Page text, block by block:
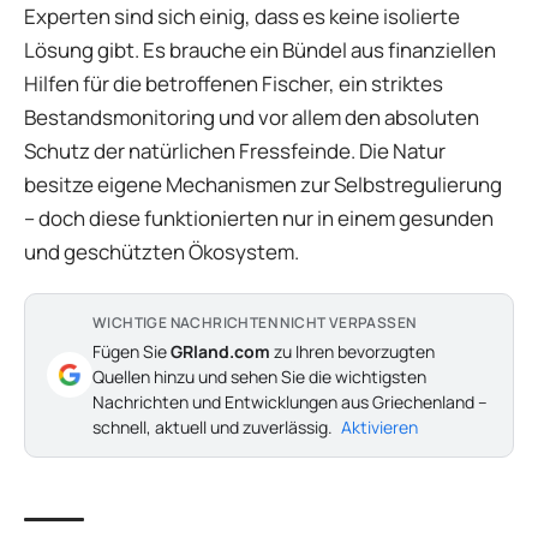
Experten sind sich einig, dass es keine isolierte
Lösung gibt. Es brauche ein Bündel aus finanziellen
Hilfen für die betroffenen Fischer, ein striktes
Bestandsmonitoring und vor allem den absoluten
Schutz der natürlichen Fressfeinde. Die Natur
besitze eigene Mechanismen zur Selbstregulierung
– doch diese funktionierten nur in einem gesunden
und geschützten Ökosystem.
WICHTIGE NACHRICHTEN NICHT VERPASSEN
Fügen SieGRland.com zu Ihren bevorzugten
Quellen hinzu und sehen Sie die wichtigsten
Nachrichten und Entwicklungen aus Griechenland –
schnell, aktuell und zuverlässig. Aktivieren